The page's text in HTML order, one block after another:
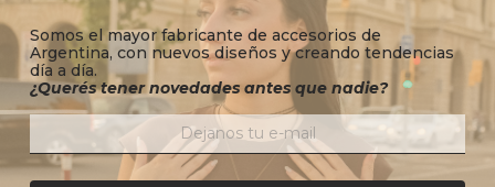
Somos el mayor fabricante de accesorios de
Argentina, con nuevos diseños y creando tendencias
día a día.
¿Querés tener novedades antes que nadie?